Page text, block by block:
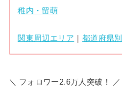
稚内・留萌
関東周辺エリア ｜ 都道府県別
＼ フォロワー2.6万人突破！ ／